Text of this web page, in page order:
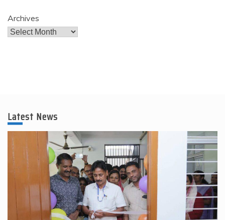
Archives
Latest News